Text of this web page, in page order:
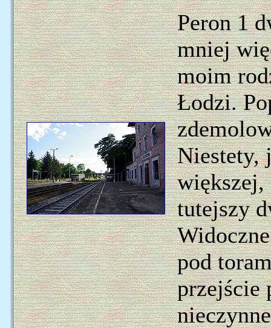
Peron 1
mniej
moim
Łodzi.
Niestety,
większej,
tutejszy
pod
przejście